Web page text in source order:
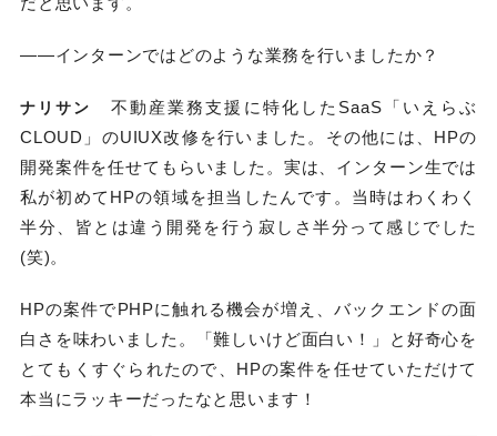
—―インターンではどのような業務を行いましたか？
ナリサン
不動産業務支援に特化したSaaS「いえらぶ
CLOUD」のUIUX改修を行いました。その他には、HPの
開発案件を任せてもらいました。実は、インターン生では
私が初めてHPの領域を担当したんです。当時はわくわく
半分、皆とは違う開発を行う寂しさ半分って感じでした
(笑)。
HPの案件でPHPに触れる機会が増え、バックエンドの面
白さを味わいました。「難しいけど面白い！」と好奇心を
とてもくすぐられたので、HPの案件を任せていただけて
本当にラッキーだったなと思います！